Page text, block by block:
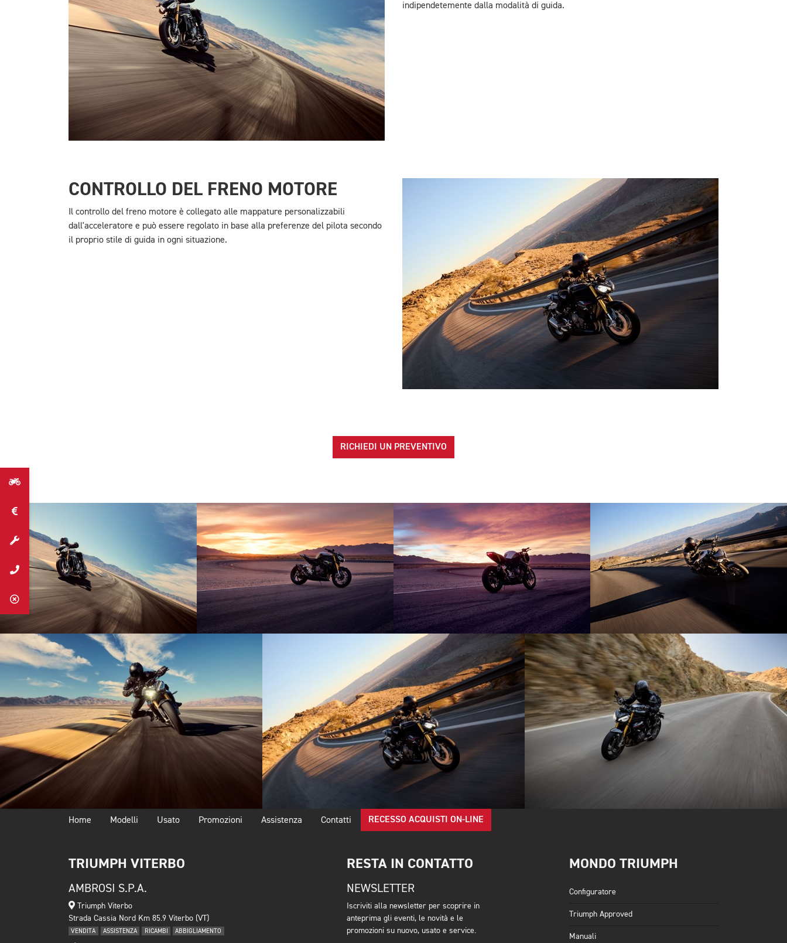
indipendetemente dalla modalità di guida.
CONTROLLO DEL FRENO MOTORE
Il controllo del freno motore è collegato alle mappature personalizzabili
dall'acceleratore e può essere regolato in base alla preferenze del pilota secondo
il proprio stile di guida in ogni situazione.
RICHIEDI UN PREVENTIVO
Home Modelli Usato Promozioni Assistenza Contatti RECESSO ACQUISTI ON-LINE
TRIUMPH VITERBO
AMBROSI S.P.A.
Triumph Viterbo
Strada Cassia Nord Km 85.9 Viterbo (VT)
VENDITA ASSISTENZA RICAMBI ABBIGLIAMENTO
RESTA IN CONTATTO
NEWSLETTER
Iscriviti alla newsletter per scoprire in
anteprima gli eventi, le novità e le
promozioni su nuovo, usato e service.
MONDO TRIUMPH
Configuratore
Triumph Approved
Manuali